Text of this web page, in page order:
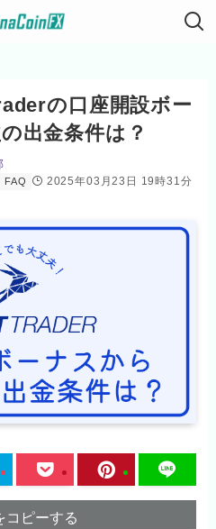
の口座開設ボー
出金条件は？
FAQ 2025年03月23日 19時31分
コピーする